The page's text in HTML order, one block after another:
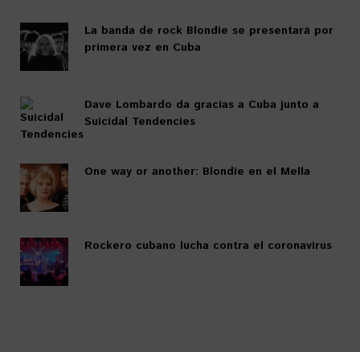
La banda de rock Blondie se presentará por
primera vez en Cuba
Dave Lombardo da gracias a Cuba junto a
Suicidal Tendencies
One way or another: Blondie en el Mella
Rockero cubano lucha contra el coronavirus